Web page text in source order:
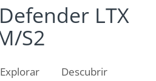
LTX
S2
Explorar Descubrir